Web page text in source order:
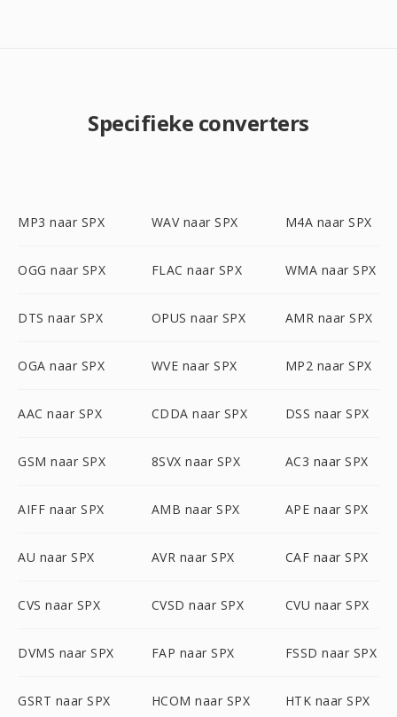
Specifieke converters
MP3 naar SPX WAV naar SPX M4A naar SPX
OGG naar SPX FLAC naar SPX WMA naar SPX
DTS naar SPX OPUS naar SPX AMR naar SPX
OGA naar SPX WVE naar SPX MP2 naar SPX
AAC naar SPX CDDA naar SPX DSS naar SPX
GSM naar SPX 8SVX naar SPX AC3 naar SPX
AIFF naar SPX AMB naar SPX APE naar SPX
AU naar SPX AVR naar SPX CAF naar SPX
CVS naar SPX CVSD naar SPX CVU naar SPX
DVMS naar SPX FAP naar SPX FSSD naar SPX
GSRT naar SPX HCOM naar SPX HTK naar SPX